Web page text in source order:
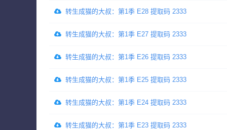
转生成猫的大叔：第1季 E28 提取码 2333
转生成猫的大叔：第1季 E27 提取码 2333
转生成猫的大叔：第1季 E26 提取码 2333
转生成猫的大叔：第1季 E25 提取码 2333
转生成猫的大叔：第1季 E24 提取码 2333
转生成猫的大叔：第1季 E23 提取码 2333